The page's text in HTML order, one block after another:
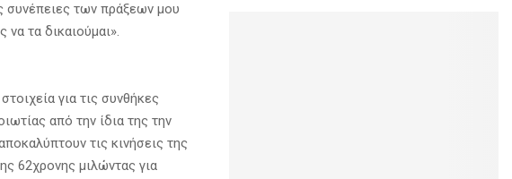
συνέπειες των πράξεων μου
τα δικαιούμαι».
για τις συνθήκες
από την ίδια της την
τις κινήσεις της
62χρονης μιλώντας για